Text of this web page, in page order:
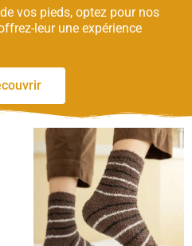
vos pieds, optez pour nos
leur une expérience